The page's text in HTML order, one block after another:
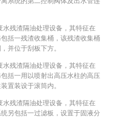
水残渣隔油处理设备，其特征在
括一残渣收集桶，该残渣收集桶
并位于刮板下方。
水残渣隔油处理设备，其特征在
括一用以喷射出高压水柱的高压
置装设于滚筒内。
水残渣隔油处理设备，其特征在
另包括一过滤板，设置于固液分